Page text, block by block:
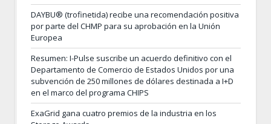
DAYBU® (trofinetida) recibe una recomendación positiva
por parte del CHMP para su aprobación en la Unión
Europea
Resumen: I-Pulse suscribe un acuerdo definitivo con el
Departamento de Comercio de Estados Unidos por una
subvención de 250 millones de dólares destinada a I+D
en el marco del programa CHIPS
ExaGrid gana cuatro premios de la industria en los